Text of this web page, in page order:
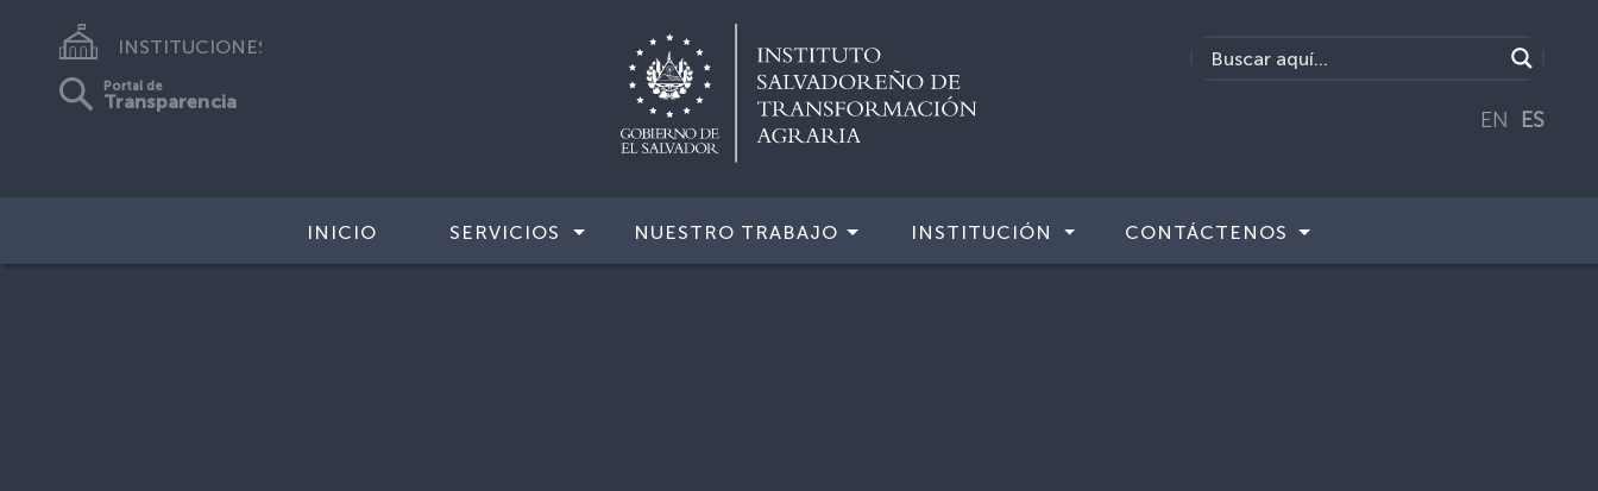
INSTITUCIONES
Portal de
Transparencia
EN ES
INICIO SERVICIOS NUESTRO TRABAJO INSTITUCIÓN CONTÁCTENOS